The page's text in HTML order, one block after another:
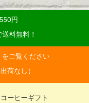
円
料無料！
をご覧ください
荷なし）
ーヒーギフト